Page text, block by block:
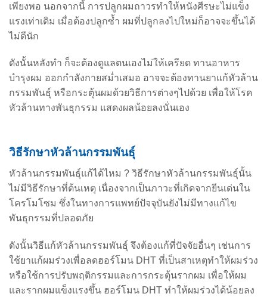
เพียงพอ นอกจากนี้ การปลูกผมถาวรทำให้หนังศีรษะไม่แข็ง
แรงเท่าเดิม เมื่อต้องปลูกซ้ำ ผมที่ปลูกลงไปใหม่ก็อาจจะขึ้นได้
ไม่ดีนัก
ดังนั้นหลังทำ ก็จะต้องดูแลตนเองไม่ให้เครียด ทานอาหาร
บำรุงผม ออกกำลังกายสม่ำเสมอ อาจจะต้องทานยาแก้หัวล้าน
กรรมพันธุ์ หรือกระตุ้นผมด้วยวิธีการต่างๆไปด้วย เพื่อให้โรค
หัวล้านทางพันธุกรรม แสดงผลน้อยลงนั่นเอง
วิธีรักษาหัวล้านกรรมพันธุ์
หัวล้านกรรมพันธุ์แก้ได้ไหม ? วิธีรักษาหัวล้านกรรมพันธุ์นั้น
ไม่มีวิธีรักษาที่ต้นเหตุ เนื่องจากเป็นภาวะที่เกิดจากยีนเด่นใน
โครโมโซม ซึ่งในทางการแพทย์ปัจจุบันยังไม่มีทางแก้ไข
พันธุกรรมที่ปลอดภัย
ดังนั้นวิธีแก้หัวล้านกรรมพันธุ์ จึงต้องแก้ที่ปัจจัยอื่นๆ เช่นการ
ใช้ยาแก้ผมร่วงเพื่อลดฮอร์โมน DHT ที่เป็นสาเหตุทำให้ผมร่วง
หรือใช้การปรับพฤติกรรมและการกระตุ้นรากผม เพื่อให้ผม
และรากผมแข็งแรงขึ้น ฮอร์โมน DHT ทำให้ผมร่วงได้น้อยลง